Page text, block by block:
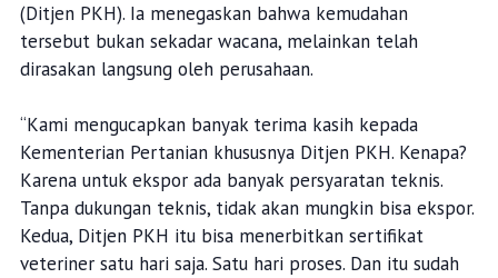
(Ditjen PKH). Ia menegaskan bahwa kemudahan
tersebut bukan sekadar wacana, melainkan telah
dirasakan langsung oleh perusahaan.
“Kami mengucapkan banyak terima kasih kepada
Kementerian Pertanian khususnya Ditjen PKH. Kenapa?
Karena untuk ekspor ada banyak persyaratan teknis.
Tanpa dukungan teknis, tidak akan mungkin bisa ekspor.
Kedua, Ditjen PKH itu bisa menerbitkan sertifikat
veteriner satu hari saja. Satu hari proses. Dan itu sudah